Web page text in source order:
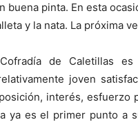
buena pinta. En esta
y la nata. La próxima
de Caletillas
joven
interés,
ya es el primer punto a